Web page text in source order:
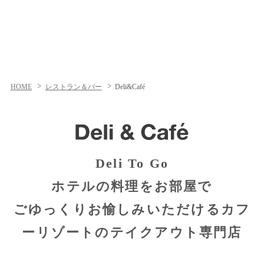
HOME レストラン＆バー Deli&Café
Deli To Go
ホテルの料理をお部屋で
ごゆっくりお愉しみいただける カフ
ーリゾートのテイクアウト専門店